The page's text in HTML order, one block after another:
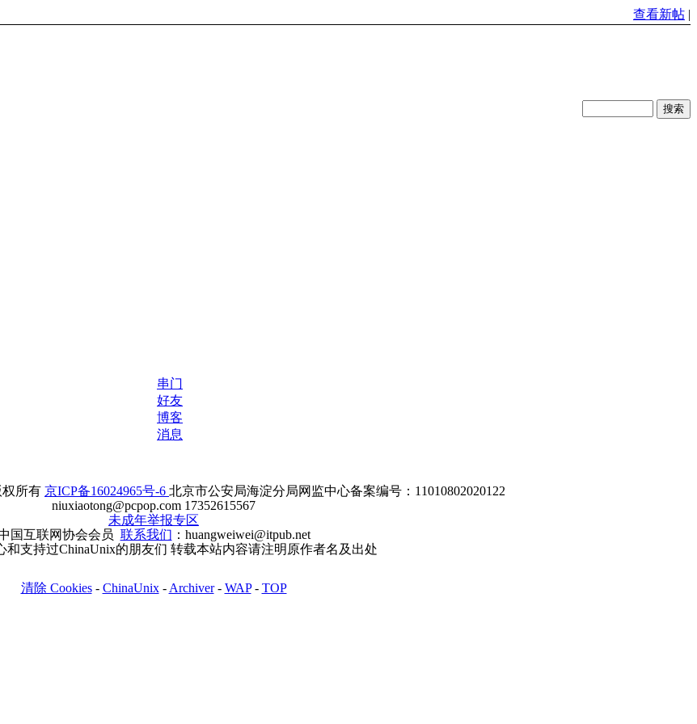
查看新帖 |
串门
好友
博客
消息
所有 京ICP备16024965号-6 北京市公安局海淀分局网监中心备案编号：11010802020122
niuxiaotong@pcpop.com 17352615567
未成年举报专区
国互联网协会会员 联系我们 ：huangweiwei@itpub.net
和支持过ChinaUnix的朋友们 转载本站内容请注明原作者名及出处
清除 Cookies- ChinaUnix- Archiver- WAP- TOP